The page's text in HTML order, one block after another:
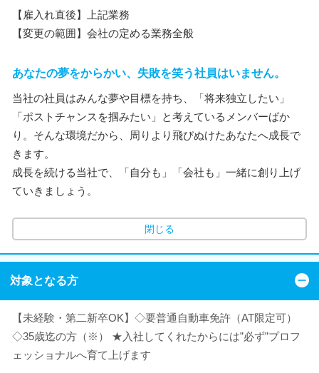
【雇入れ直後】上記業務
【変更の範囲】会社の定める業務全般
あなたの夢をからかい、失敗を笑う社員はいません。
当社の社員はみんな夢や目標を持ち、「将来独立したい」
「ポストチャンスを掴みたい」と考えているメンバーばか
り。そんな環境だから、周りより飛びぬけたあなたへ成長で
きます。
成長を続ける当社で、「自分も」「会社も」一緒に創り上げ
ていきましょう。
閉じる
対象となる方
【未経験・第二新卒OK】◇要普通自動車免許（AT限定可）
◇35歳迄の方（※） ★入社してくれたからには”必ず”プロフ
ェッショナルへ育て上げます